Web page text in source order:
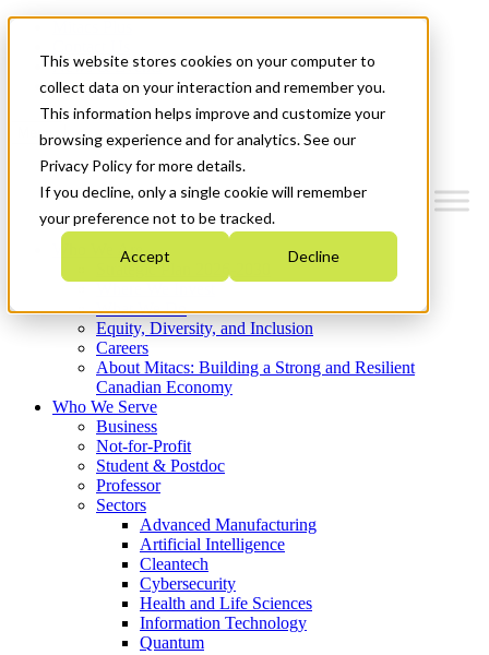
This website stores cookies on your computer to
collect data on your interaction and remember you.
This information helps improve and customize your
browsing experience and for analytics. See our
Privacy Policy for more details.
If you decline, only a single cookie will remember
your preference not to be tracked.
Accept Decline
News & Events
Get Started
Menu
Who We Are
Strategic Plan 2026-2030
What We Do
Equity, Diversity, and Inclusion
Careers
About Mitacs: Building a Strong and Resilient
Canadian Economy
Who We Serve
Business
Not-for-Profit
Student & Postdoc
Professor
Sectors
Advanced Manufacturing
Artificial Intelligence
Cleantech
Cybersecurity
Health and Life Sciences
Information Technology
Quantum